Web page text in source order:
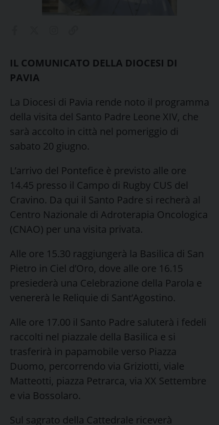
IL COMUNICATO DELLA DIOCESI DI
PAVIA
La Diocesi di Pavia rende noto il programma
della visita del Santo Padre Leone XIV, che
sarà accolto in città nel pomeriggio di
sabato 20 giugno.
L’arrivo del Pontefice è previsto alle ore
14.45 presso il Campo di Rugby CUS del
Cravino. Da qui il Santo Padre si recherà al
Centro Nazionale di Adroterapia Oncologica
(CNAO) per una visita privata.
Alle ore 15.30 raggiungerà la Basilica di San
Pietro in Ciel d’Oro, dove alle ore 16.15
presiederà una Celebrazione della Parola e
venererà le Reliquie di Sant’Agostino.
Alle ore 17.00 il Santo Padre saluterà i fedeli
raccolti nel piazzale della Basilica e si
trasferirà in papamobile verso Piazza
Duomo, percorrendo via Griziotti, viale
Matteotti, piazza Petrarca, via XX Settembre
e via Bossolaro.
Sul sagrato della Cattedrale riceverà